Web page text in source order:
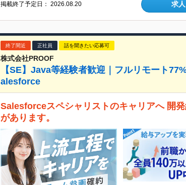
掲載終了予定日：2026.08.20 求
終了間近 正社員 話を聞きたい応募可
株式会社PROOF
【SE】Java等経験者歓迎｜フルリモート
alesforce
Salesforceスペシャリストのキャリアへ 開
があります。